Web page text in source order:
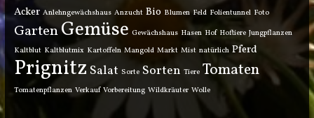
Acker Anlehngewächshaus Anzucht Bio Blumen Feld Folientunnel Foto
GartenGemüse Gewächshaus Hasen Hof Hoftiere Jungpflanzen
Kaltblut Kaltblutmix Kartoffeln Mangold Markt Mist natürlich Pferd
Prignitz Salat Sorte Sorten Tiere Tomaten
Tomatenpflanzen Verkauf Vorbereitung Wildkräuter Wolle